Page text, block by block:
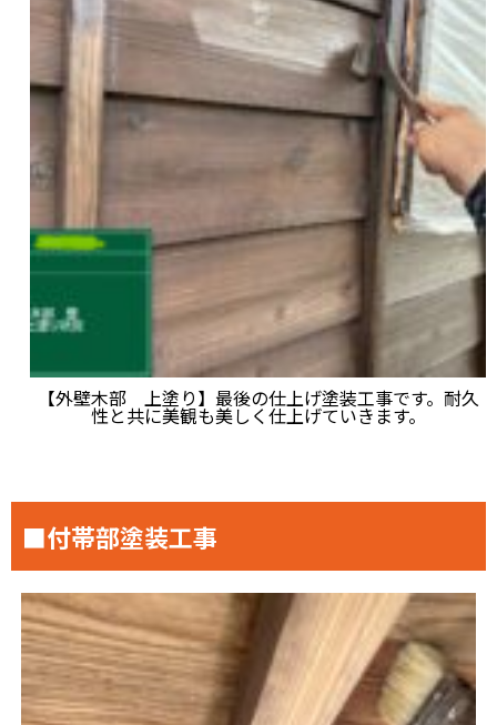
【外壁木部 上塗り】最後の仕上げ塗装工事です。耐久
性と共に美観も美しく仕上げていきます。
■付帯部塗装工事